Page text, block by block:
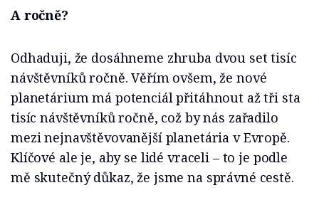
A ročně?
Odhaduji, že dosáhneme zhruba dvou set tisíc
návštěvníků ročně. Věřím ovšem, že nové
planetárium má potenciál přitáhnout až tři sta
tisíc návštěvníků ročně, což by nás zařadilo
mezi nejnavštěvovanější planetária v Evropě.
Klíčové ale je, aby se lidé vraceli – to je podle
mě skutečný důkaz, že jsme na správné cestě.